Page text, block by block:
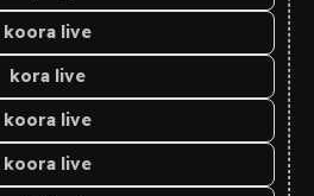
koora live
kora live
koora live
koora live